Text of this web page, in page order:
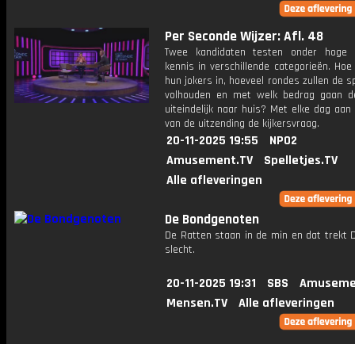
Per Seconde Wijzer: Afl. 48
Twee kandidaten testen onder hoge
kennis in verschillende categorieën.
hun jokers in, hoeveel rondes zullen de
volhouden en met welk bedrag gaan
uiteindelijk naar huis? Met elke dag
van de uitzending de kijkersvraag.
20-11-2025 19:55
NPO2
Amusement.TV
Spelletjes.TV
Alle afleveringen
De Bondgenoten
De Ratten staan in de min en dat trekt
slecht.
20-11-2025 19:31 SBS
Mensen.TV
Alle afleveringen